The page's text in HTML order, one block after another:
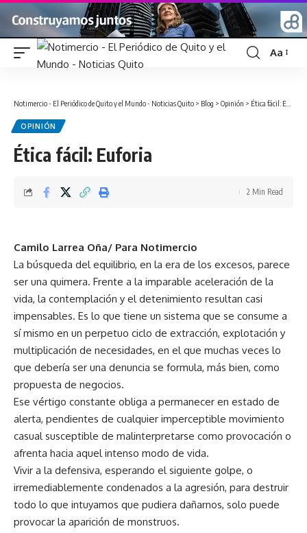
Font
Aa
Notimercio - El Periódico de Quito y el Mundo - Noticias Quito > Blog > Opinión > Ética fácil: Euforia
OPINIÓN
Ética fácil: Euforia
2 Min Read
Camilo Larrea Oña/ Para Notimercio
La búsqueda del equilibrio, en la era de los excesos, parece
ser una quimera. Frente a la imparable aceleración de la
vida, la contemplación y el detenimiento resultan casi
impensables. Es lo que tiene un sistema que se consume a
sí mismo en un perpetuo ciclo de extracción, explotación y
multiplicación de necesidades, en el que muchas veces lo
que debería ser una denuncia se formula, más bien, como
propuesta de negocios.
Ese vértigo constante obliga a permanecer en estado de
alerta, pendientes de cualquier imperceptible movimiento
casual susceptible de malinterpretarse como provocación o
afrenta hacia aquel intenso modo de vida.
Vivir a la defensiva, esperando el siguiente golpe, o
irremediablemente condenados a la agresión, para destruir
todo lo que intuyamos que pudiera dañarnos, solo puede
provocar la aparición de monstruos.